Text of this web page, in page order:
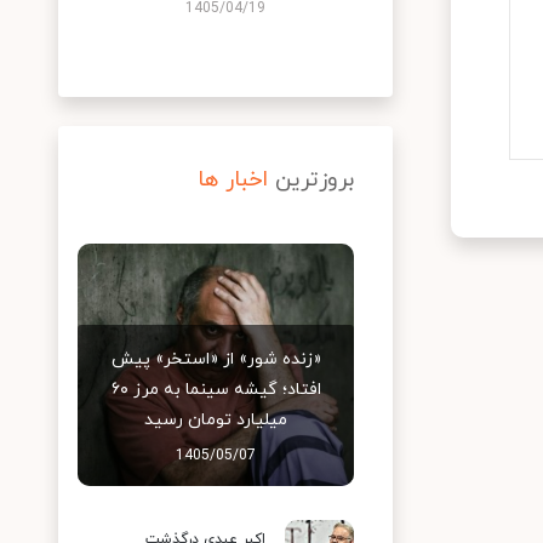
1405/04/19
بروزترین اخبار ها
«زنده شور» از «استخر» پیش
افتاد؛ گیشه سینما به مرز ۶۰
میلیارد تومان رسید
1405/05/07